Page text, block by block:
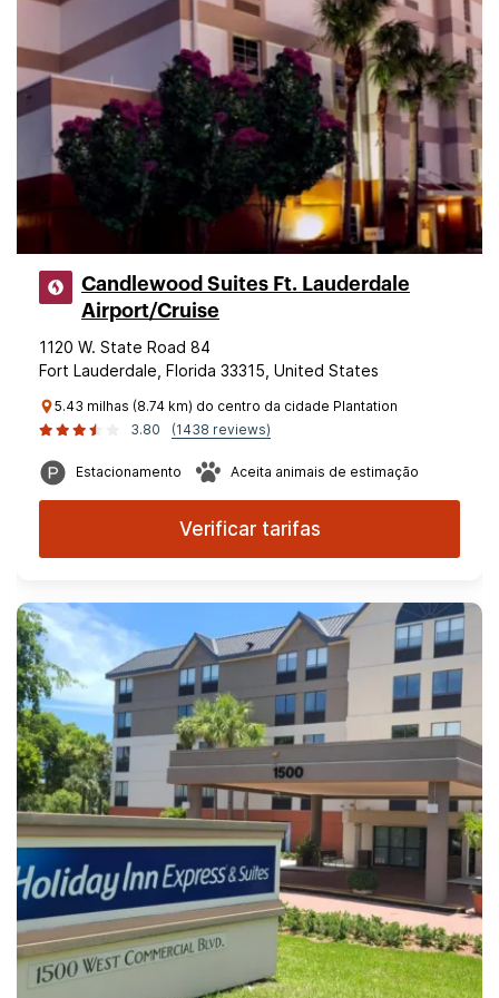
Candlewood Suites Ft. Lauderdale
Airport/Cruise
1120 W. State Road 84
Fort Lauderdale, Florida 33315, United States
5.43 milhas (8.74 km) do centro da cidade Plantation
3.80
(1438 reviews)
Estacionamento Aceita animais de estimação
Verificar tarifas